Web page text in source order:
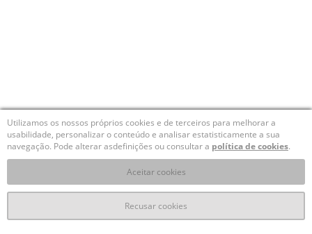
Utilizamos os nossos próprios cookies e de terceiros para melhorar a
usabilidade, personalizar o conteúdo e analisar estatisticamente a sua
navegação. Pode alterar asdefinições ou consultar a política de cookies.
Aceitar cookies
Recusar cookies